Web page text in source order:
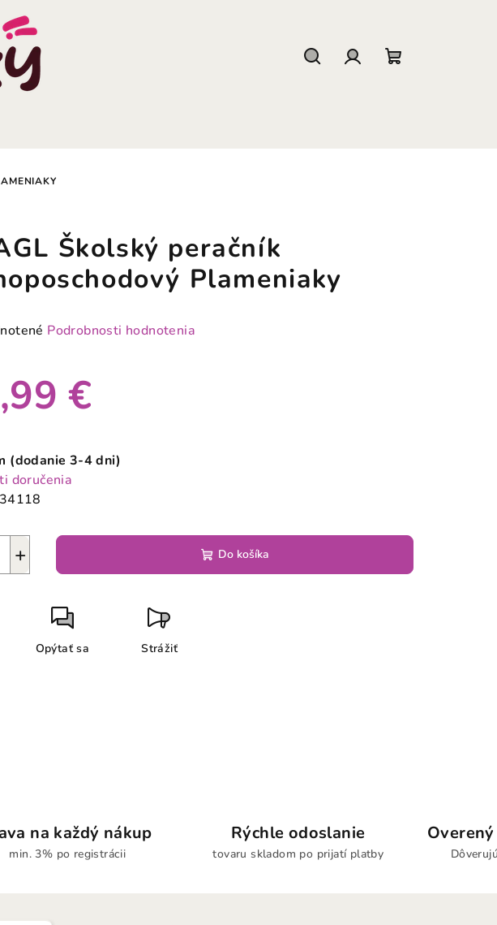
Školský peračník
Plameniaky
Podrobnosti hodnotenia
€
(dodanie 3-4 dni)
doručenia
+ Do košíka
Opýtať sa Strážiť
na každý nákup
min. 3% po registrácii
Rýchle odoslanie
tovaru skladom po prijatí platby